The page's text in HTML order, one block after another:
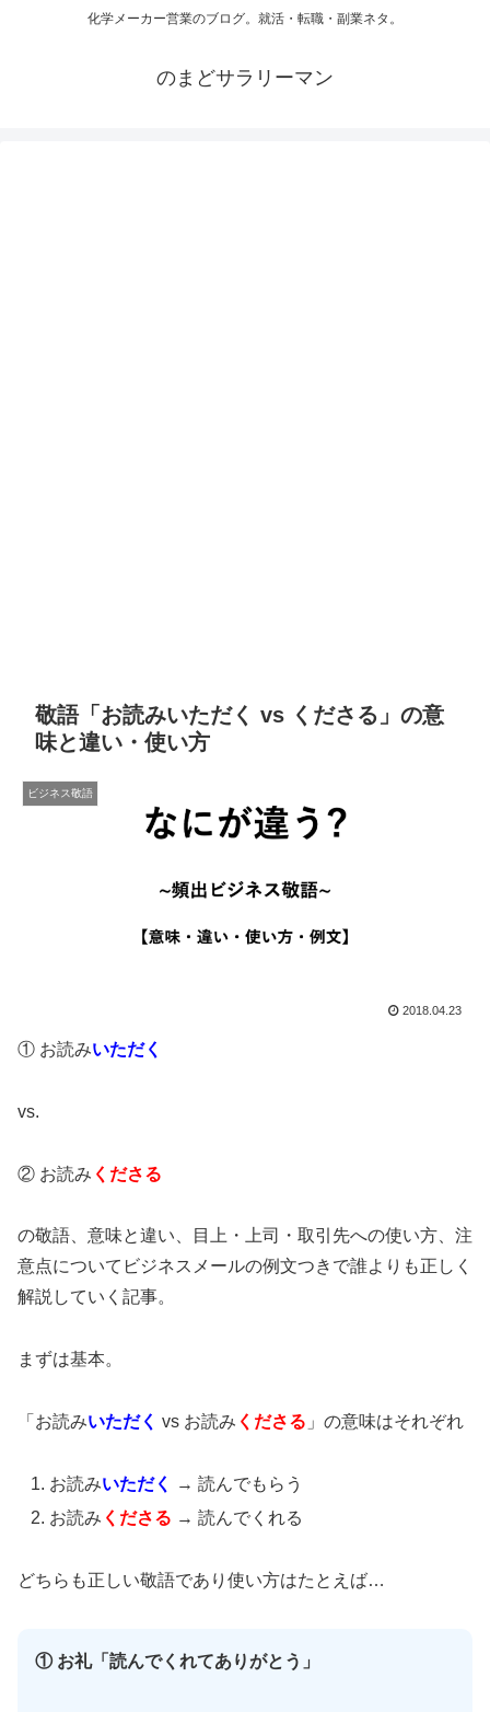
化学メーカー営業のブログ。就活・転職・副業ネタ。
のまどサラリーマン
敬語「お読みいただく vs くださる」の意
味と違い・使い方
ビジネス敬語
2018.04.23
① お読みいただく
vs.
② お読み くださる
の敬語、意味と違い、目上・上司・取引先への使い方、注
意点についてビジネスメールの例文つきで誰よりも正しく
解説していく記事。
まずは基本。
「お読みいただく vs お読み くださる 」の意味はそれぞれ
お読みいただく
→ 読んでもらう
お読み くださる → 読んでくれる
どちらも正しい敬語であり使い方はたとえば…
① お礼「読んでくれてありがとう」